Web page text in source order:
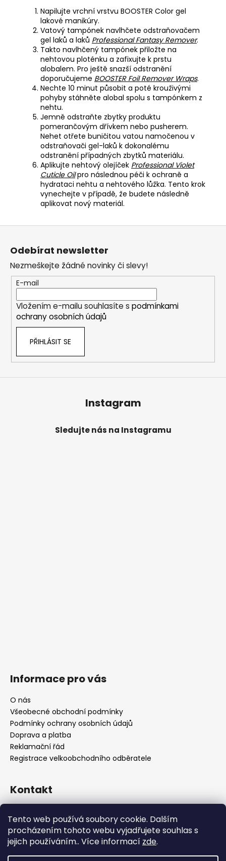
Tento web používá soubory cookie. Dalším
procházením tohoto webu vyjadřujete souhlas s
jejich používáním.. Více informací zde.
Napilujte vrchní vrstvu BOOSTER Color gel
lakové manikúry.
Vatový tampónek navlhčete odstraňovačem
gel laků a laků Professional Fantasy Remover.
Takto navlhčený tampónek přiložte na
nehtovou ploténku a zafixujte k prstu
alobalem. Pro ještě snazší odstranění
doporučujeme BOOSTER Foil Remover Wraps.
Nechte 10 minut působit a poté krouživými
pohyby stáhněte alobal spolu s tampónkem z
nehtu.
Jemně odstraňte zbytky produktu
pomerančovým dřívkem nebo pusherem.
Nehet otřete buničitou vatou namočenou v
odstraňovači gel-laků k dokonalému
odstranění případných zbytků materiálu.
Aplikujte nehtový olejíček Professional Violet
Cuticle Oilpro následnou péči k ochraně a
hydrataci nehtu a nehtového lůžka. Tento krok
vynechejte v případě, že budete následně
aplikovat nový materiál.
Z
Odebírat newsletter
Nezmeškejte žádné novinky či slevy!
E-mail
Vložením e-mailu souhlasíte s podmínkami
ochrany osobních údajů
PŘIHLÁSIT SE
Instagram
Sledujte nás na Instagramu
Informace pro vás
O nás
Všeobecné obchodní podmínky
Podmínky ochrany osobních údajů
Doprava a platba
Reklamační řád
Registrace velkoobchodního odběratele
Kontakt
+420222744000